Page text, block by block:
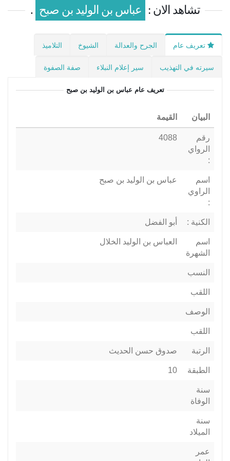
تشاهد الان : عباس بن الوليد بن صبح .
تعريف عام الجرح والعدالة الشيوخ التلاميذ
سيرته في التهذيب سير إعلام النبلاء صفة الصفوة
تعريف عام عباس بن الوليد بن صبح
البيان القيمة
رقم
الرواي
:
4088
اسم
الراوي
:
عباس بن الوليد بن صبح
الكنية : أبو الفضل
اسم
الشهرة
العباس بن الوليد الخلال
النسب
اللقب
الوصف
اللقب
الرتبة صدوق حسن الحديث
الطبقة 10
سنة
الوفاة
سنة
الميلاد
عمر